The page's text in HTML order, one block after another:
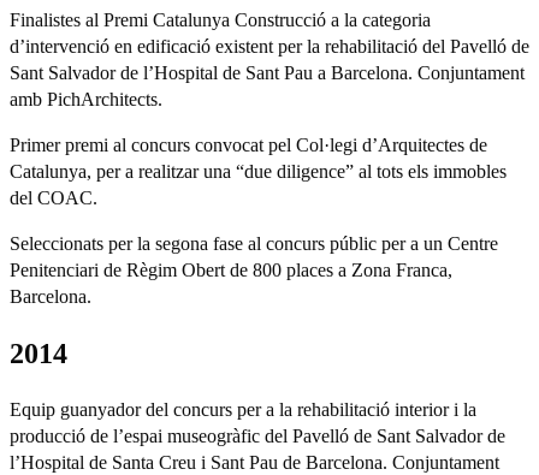
Finalistes al Premi Catalunya Construcció a la categoria
d’intervenció en edificació existent per la rehabilitació del Pavelló de
Sant Salvador de l’Hospital de Sant Pau a Barcelona. Conjuntament
amb PichArchitects.
Primer premi al concurs convocat pel Col·legi d’Arquitectes de
Catalunya, per a realitzar una “due diligence” al tots els immobles
del COAC.
Seleccionats per la segona fase al concurs públic per a un Centre
Penitenciari de Règim Obert de 800 places a Zona Franca,
Barcelona.
2014
Equip guanyador del concurs per a la rehabilitació interior i la
producció de l’espai museogràfic del Pavelló de Sant Salvador de
l’Hospital de Santa Creu i Sant Pau de Barcelona. Conjuntament